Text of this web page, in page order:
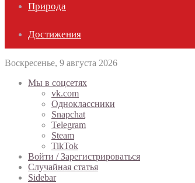
Природа
Достижения
Воскресенье, 9 августа 2026
Мы в соцсетях
vk.com
Одноклассники
Snapchat
Telegram
Steam
TikTok
Войти / Зарегистрироваться
Случайная статья
Sidebar